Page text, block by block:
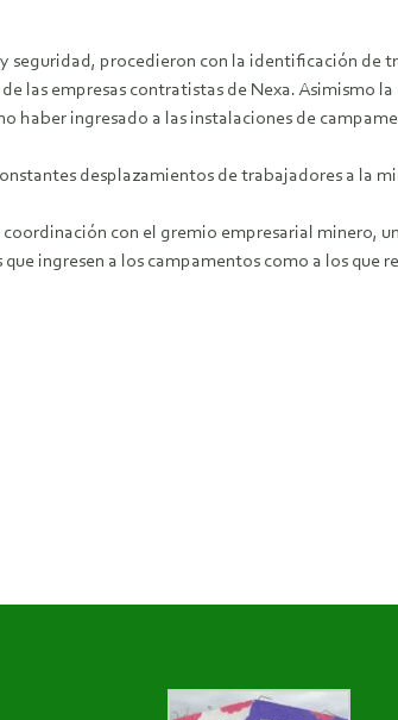
seguridad, procedieron con la identificación
las empresas contratistas de Nexa. Asimismo
haber ingresado a las instalaciones de
desplazamientos de trabajadores a la
con el gremio empresarial minero,
ingresen a los campamentos como a los que